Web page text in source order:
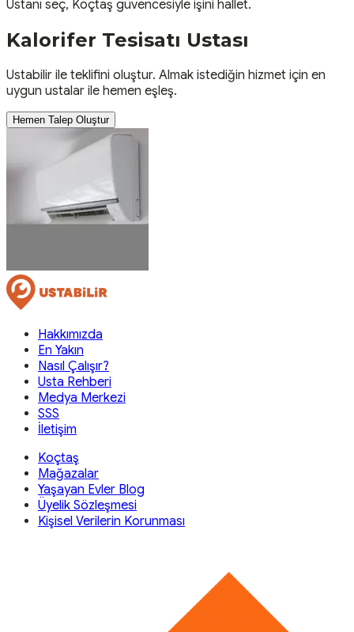
Ustanı seç, Koçtaş güvencesiyle işini hallet.
Kalorifer Tesisatı Ustası
Ustabilir ile teklifini oluştur. Almak istediğin hizmet için en
uygun ustalar ile hemen eşleş.
Hemen Talep Oluştur
Hakkımızda
En Yakın
Nasıl Çalışır?
Usta Rehberi
Medya Merkezi
SSS
İletişim
Koçtaş
Mağazalar
Yaşayan Evler Blog
Üyelik Sözleşmesi
Kişisel Verilerin Korunması